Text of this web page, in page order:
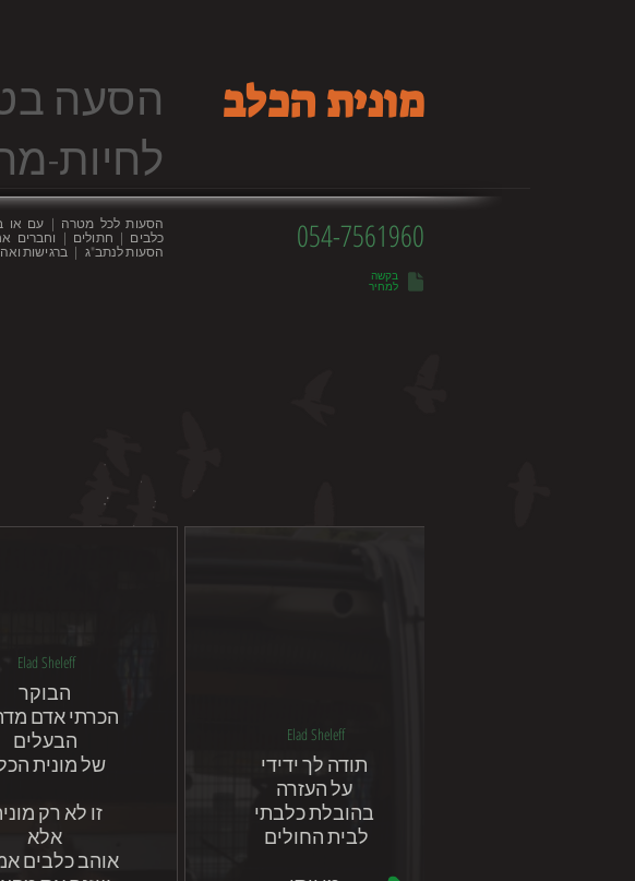
הסעה
לחיות-
מונית הכלב
הסעות לכל מטרה | עם או
כלבים | חתולים | וחברים
הסעות לנתב"ג | ברגישות 054-7561960
בקשה
למחיר
Elad Sheleff
הכרתי אדם
של מונית הכלב
זו לא רק
Elad Sheleff
לבית החולים